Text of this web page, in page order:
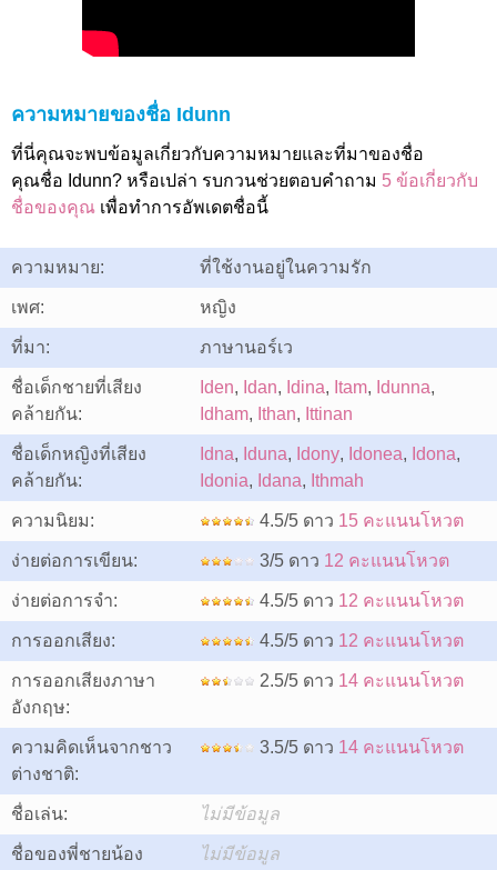
ความหมายของชื่อ Idunn
ที่นี่คุณจะพบข้อมูลเกี่ยวกับความหมายและที่มาของชื่อ
คุณชื่อ Idunn? หรือเปล่า รบกวนช่วยตอบคำถาม 5 ข้อเกี่ยวกับ
ชื่อของคุณ เพื่อทำการอัพเดตชื่อนี้
ความหมาย: ที่ใช้งานอยู่ในความรัก
เพศ: หญิง
ที่มา: ภาษานอร์เว
ชื่อเด็กชายที่เสียง
คล้ายกัน:
Iden, Idan, Idina, Itam, Idunna,
Idham, Ithan, Ittinan
ชื่อเด็กหญิงที่เสียง
คล้ายกัน:
Idna, Iduna, Idony, Idonea, Idona,
Idonia, Idana, Ithmah
ความนิยม: 4.5/5 ดาว 15 คะแนนโหวต
ง่ายต่อการเขียน: 3/5 ดาว 12 คะแนนโหวต
ง่ายต่อการจำ: 4.5/5 ดาว 12 คะแนนโหวต
การออกเสียง: 4.5/5 ดาว 12 คะแนนโหวต
การออกเสียงภาษา
อังกฤษ:
2.5/5 ดาว 14 คะแนนโหวต
ความคิดเห็นจากชาว
ต่างชาติ:
3.5/5 ดาว 14 คะแนนโหวต
ชื่อเล่น: ไม่มีข้อมูล
ชื่อของพี่ชายน้อง
ไม่มีข้อมูล